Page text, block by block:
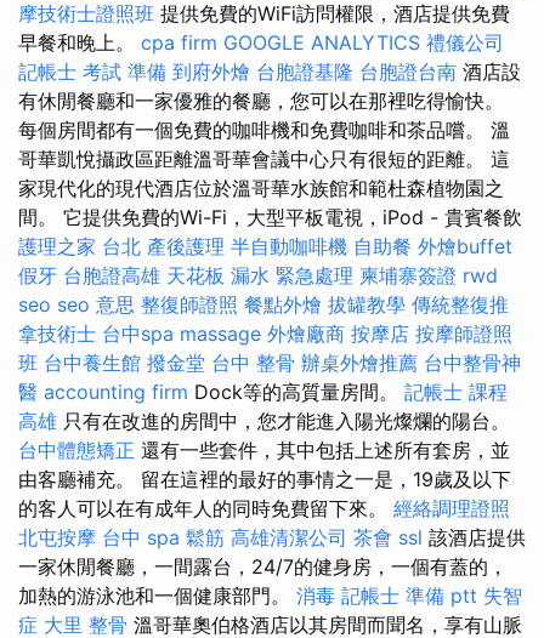
摩技術士證照班 提供免費的WiFi訪問權限，酒店提供免費
早餐和晚上。 cpa firm GOOGLE ANALYTICS 禮儀公司
記帳士 考試 準備 到府外燴 台胞證基隆 台胞證台南 酒店設
有休閒餐廳和一家優雅的餐廳，您可以在那裡吃得愉快。
每個房間都有一個免費的咖啡機和免費咖啡和茶品嚐。 溫
哥華凱悅攝政區距離溫哥華會議中心只有很短的距離。 這
家現代化的現代酒店位於溫哥華水族館和範杜森植物園之
間。 它提供免費的Wi-Fi，大型平板電視，iPod - 貴賓餐飲
護理之家 台北 產後護理 半自動咖啡機 自助餐 外燴buffet
假牙 台胞證高雄 天花板 漏水 緊急處理 柬埔寨簽證 rwd
seo seo 意思 整復師證照 餐點外燴 拔罐教學 傳統整復推
拿技術士 台中spa massage 外燴廠商 按摩店 按摩師證照
班 台中養生館 撥金堂 台中 整骨 辦桌外燴推薦 台中整骨神
醫 accounting firm Dock等的高質量房間。 記帳士 課程
高雄 只有在改進的房間中，您才能進入陽光燦爛的陽台。
台中體態矯正 還有一些套件，其中包括上述所有套房，並
由客廳補充。 留在這裡的最好的事情之一是，19歲及以下
的客人可以在有成年人的同時免費留下來。 經絡調理證照
北屯按摩 台中 spa 鬆筋 高雄清潔公司 茶會 ssl 該酒店提供
一家休閒餐廳，一間露台，24/7的健身房，一個有蓋的，
加熱的游泳池和一個健康部門。 消毒 記帳士 準備 ptt 失智
症 大里 整骨 溫哥華奧伯格酒店以其房間而聞名，享有山脈